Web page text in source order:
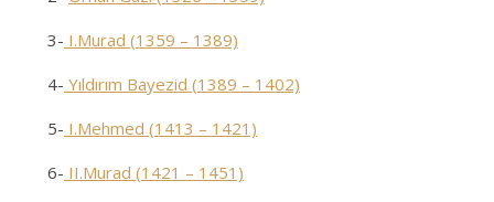
3- I.Murad (1359 – 1389)
4- Yıldırım Bayezid (1389 – 1402)
5- I.Mehmed (1413 – 1421)
6- II.Murad (1421 – 1451)